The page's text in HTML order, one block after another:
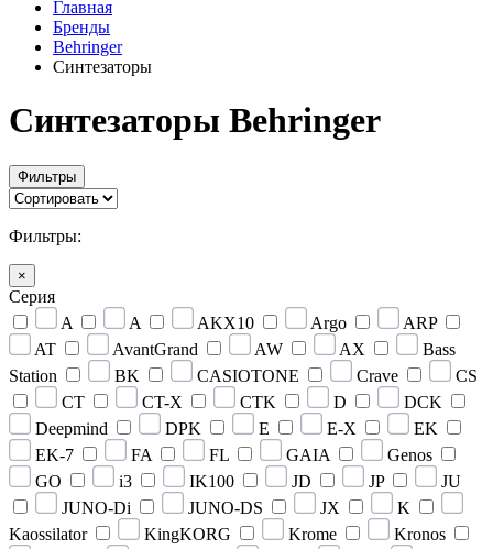
Главная
Бренды
Behringer
Синтезаторы
Синтезаторы Behringer
Фильтры
Фильтры:
×
Серия
A
A AKX10 Argo
ARP
AT
AvantGrand AW AX
Bass
Station
BK CASIOTONE Crave
CS
CT
CT-X CTK D
DCK
Deepmind
DPK E E-X
EK
EK-7
FA FL GAIA
Genos
GO
i3 IK100 JD JP
JU
JUNO-Di
JUNO-DS JX
K
Kaossilator
KingKORG Krome
Kronos